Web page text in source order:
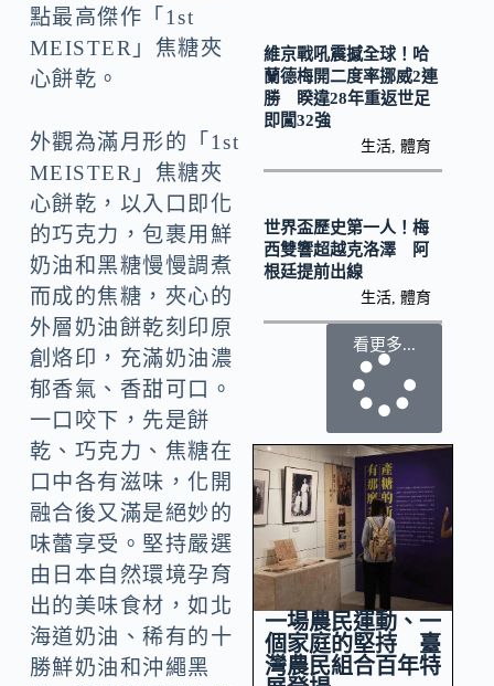
點最高傑作「1st
MEISTER」焦糖夾
心餅乾。
外觀為滿月形的「1st
MEISTER」焦糖夾
心餅乾，以入口即化
的巧克力，包裹用鮮
奶油和黑糖慢慢調煮
而成的焦糖，夾心的
外層奶油餅乾刻印原
創烙印，充滿奶油濃
郁香氣、香甜可口。
一口咬下，先是餅
乾、巧克力、焦糖在
口中各有滋味，化開
融合後又滿是絕妙的
味蕾享受。堅持嚴選
由日本自然環境孕育
出的美味食材，如北
海道奶油、稀有的十
勝鮮奶油和沖繩黑
維京戰吼震撼全球！哈
蘭德梅開二度率挪威2連
勝 睽違28年重返世足
即闖32強
生活 ,體育
世界盃歷史第一人！梅
西雙響超越克洛澤 阿
根廷提前出線
生活 ,體育
看更多...
一場農民運動、一
個家庭的堅持 臺
灣農民組合百年特